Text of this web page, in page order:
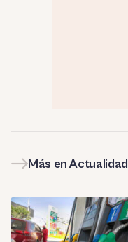
Más en Actualidad